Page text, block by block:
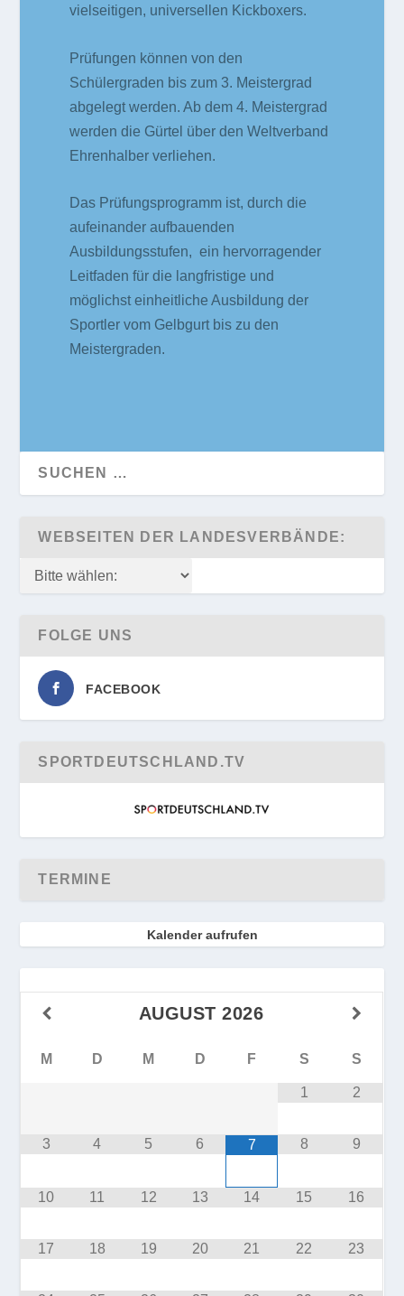
vielseitigen, universellen Kickboxers.
Prüfungen können von den
Schülergraden bis zum 3. Meistergrad
abgelegt werden. Ab dem 4. Meistergrad
werden die Gürtel über den Weltverband
Ehrenhalber verliehen.
Das Prüfungsprogramm ist, durch die
aufeinander aufbauenden
Ausbildungsstufen, ein hervorragender
Leitfaden für die langfristige und
möglichst einheitliche Ausbildung der
Sportler vom Gelbgurt bis zu den
Meistergraden.
WEBSEITEN DER LANDESVERBÄNDE:
FOLGE UNS
FACEBOOK
SPORTDEUTSCHLAND.TV
TERMINE
Kalender aufrufen
AUGUST 2026
M D M D F S S
1 2
3 4 5 6 7 8 9
10 11 12 13 14 15 16
17 18 19 20 21 22 23